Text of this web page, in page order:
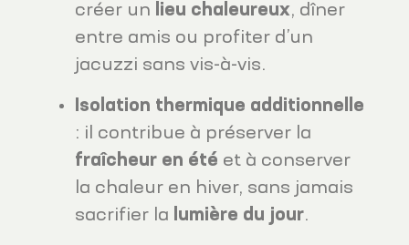
créer un lieu chaleureux, dîner
entre amis ou profiter d’un
jacuzzi sans vis-à-vis.
Isolation thermique additionnelle
: il contribue à préserver la
fraîcheur en été et à conserver
la chaleur en hiver, sans jamais
sacrifier la lumière du jour.